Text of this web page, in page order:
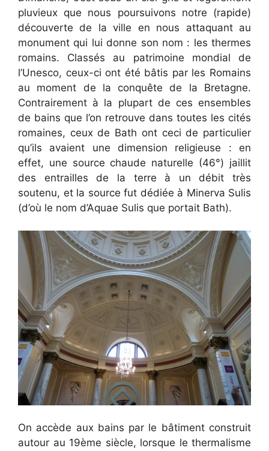
pluvieux que nous poursuivons notre (rapide)
découverte de la ville en nous attaquant au
monument qui lui donne son nom : les thermes
romains. Classés au patrimoine mondial de
l’Unesco, ceux-ci ont été bâtis par les Romains
au moment de la conquête de la Bretagne.
Contrairement à la plupart de ces ensembles
de bains que l’on retrouve dans toutes les cités
romaines, ceux de Bath ont ceci de particulier
qu’ils avaient une dimension religieuse : en
effet, une source chaude naturelle (46°) jaillit
des entrailles de la terre à un débit très
soutenu, et la source fut dédiée à Minerva Sulis
(d’où le nom d’Aquae Sulis que portait Bath).
On accède aux bains par le bâtiment construit
autour au 19ème siècle, lorsque le thermalisme